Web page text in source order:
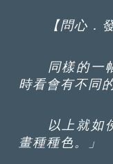
【問心．發
同樣的一幅
時看會有不同
以上就如佛
畫種種色。
」